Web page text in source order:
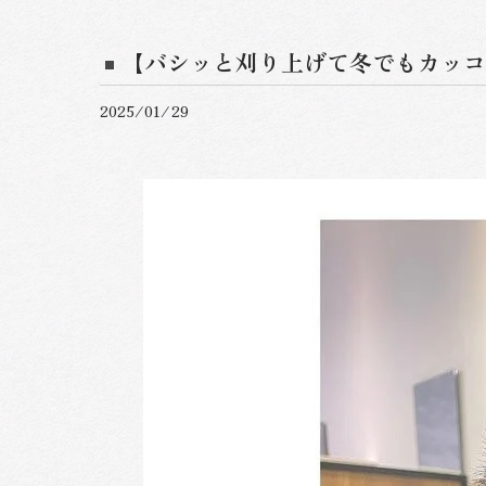
【バシッと刈り上げて冬でもカッ
2025/01/29